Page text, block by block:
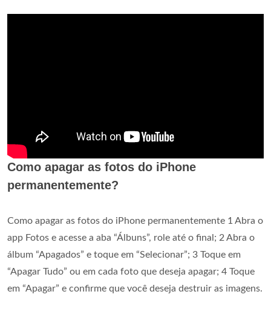
Como apagar as fotos do iPhone
permanentemente?
Como apagar as fotos do iPhone permanentemente 1 Abra o
app Fotos e acesse a aba “Álbuns”, role até o final; 2 Abra o
álbum “Apagados” e toque em “Selecionar”; 3 Toque em
“Apagar Tudo” ou em cada foto que deseja apagar; 4 Toque
em “Apagar” e confirme que você deseja destruir as imagens.